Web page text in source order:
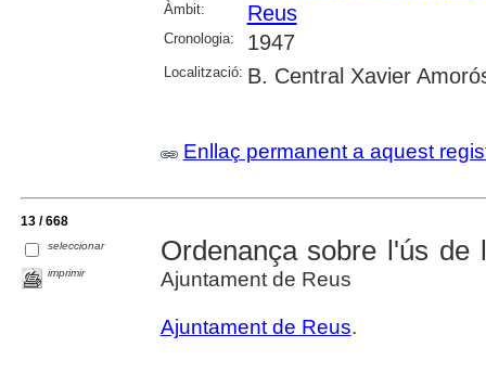
Àmbit: Reus
Cronologia: 1947
Localització: B. Central Xavier
Enllaç permanent a aquest
13 / 668
seleccionar
imprimir
Ordenança sobre l'ús
Ajuntament de Reus
Ajuntament de Reus.